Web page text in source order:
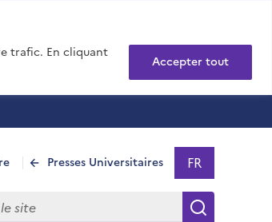
trafic. En cliquant
Accepter tout
Presses Universitaires Sélectionner
FR
- Français
site